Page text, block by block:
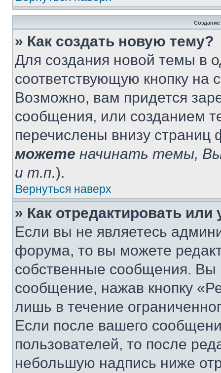
» Как создать новую тему?
Для создания новой темы в
соответствующую кнопку
Возможно, вам придется
сообщения, или созданием
перечислены внизу
можете начинать темы,
и т.п.).
Вернуться наверх
» Как отредактировать
Если вы не являетесь
форума, то вы можете
собственные сообщения. Вы
сообщение, нажав кнопку
лишь в течение
Если после вашего
пользователей, то после
небольшую надпись ниже